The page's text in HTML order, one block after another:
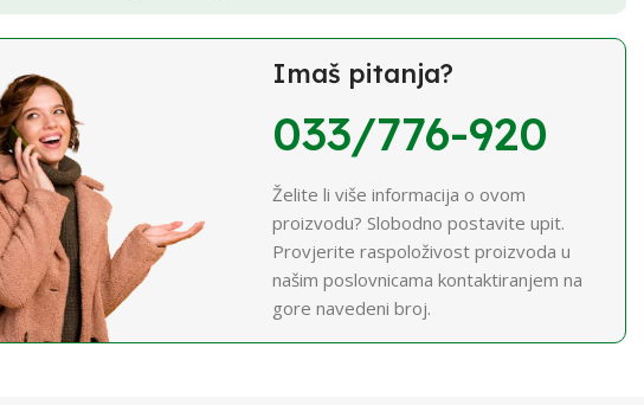
Imaš pitanja?
033/776-920
Želite li više informacija o ovom
proizvodu? Slobodno postavite upit.
Provjerite raspoloživost proizvoda u
našim poslovnicama kontaktiranjem na
gore navedeni broj.